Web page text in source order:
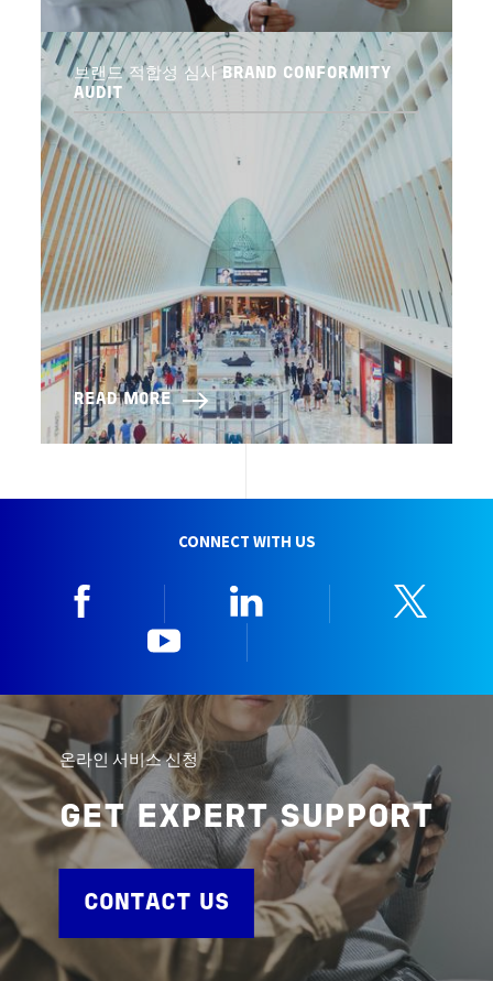
브랜드 적합성 심사 BRAND CONFORMITY
AUDIT
READ MORE
CONNECT WITH US
온라인 서비스 신청
GET EXPERT SUPPORT
CONTACT US